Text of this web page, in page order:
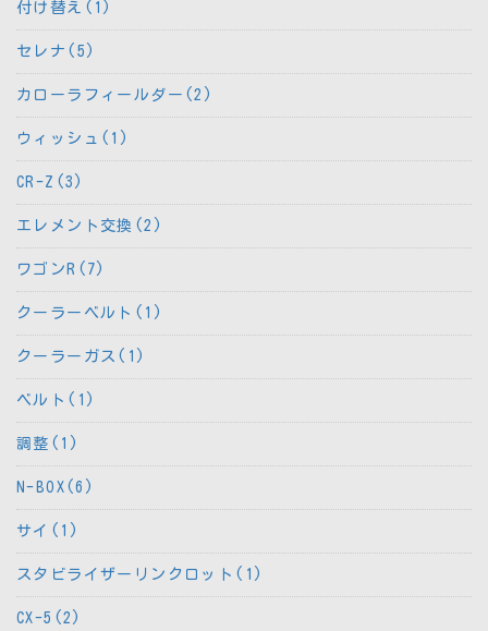
付け替え(1)
セレナ(5)
カローラフィールダー(2)
ウィッシュ(1)
CR-Z(3)
エレメント交換(2)
ワゴンR(7)
クーラーベルト(1)
クーラーガス(1)
ベルト(1)
調整(1)
N-BOX(6)
サイ(1)
スタビライザーリンクロット(1)
CX-5(2)